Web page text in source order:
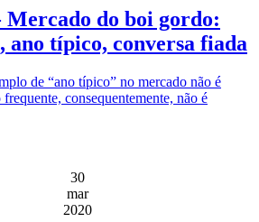
do boi gordo:
ano típico, conversa fiada
de “ano típico” no mercado não é
consequentemente, não é
30
mar
2020